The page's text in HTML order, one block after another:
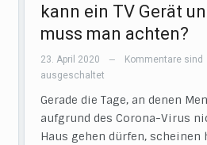
kann ein TV Gerät
muss man achten?
23. April 2020 —
Kommentare sind
ausgeschaltet
Gerade die Tage, an denen
aufgrund des Corona-Virus
Haus gehen dürfen, scheinen